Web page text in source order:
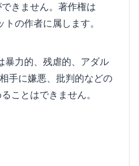
きません。著作権は
の作者に属します。
力的、残虐的、アダル
手に嫌悪、批判的などの
ことはできません。